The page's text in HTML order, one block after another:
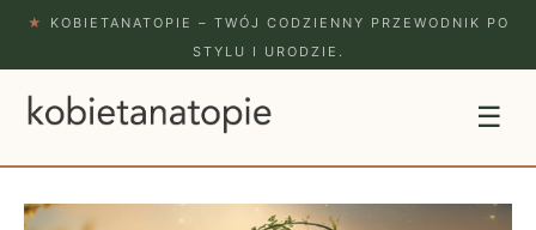
★
KOBIETANATOPIE – TWÓJ CODZIENNY PRZEWODNIK PO
STYLU I URODZIE.
☰